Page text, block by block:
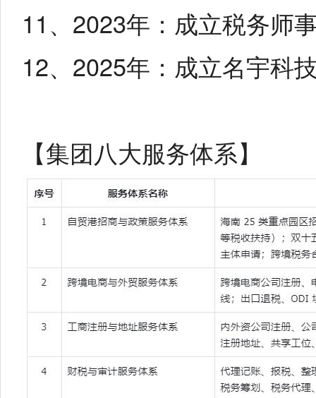
11、2023年：成立税务师
12、2025年：成立名宇科
【集团八大服务体系】